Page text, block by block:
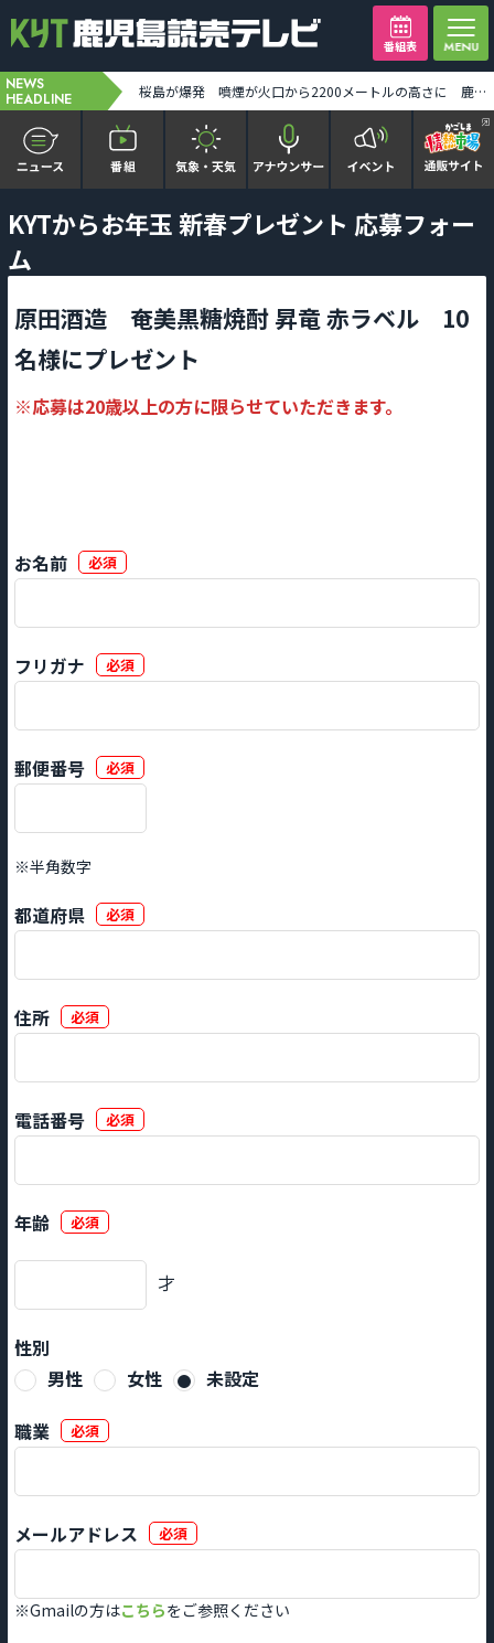
番組表
NEWS
HEADLINE JR指宿枕崎線 五位野-枕崎 運行見合わせ 雨の影響 [2026-08-09 12:35:00] 桜島が爆発 噴煙が火口から2200メートルの高さに 鹿児島市街地空は真っ暗に [2026-08-09 12:39:00]
かごピタ FAMILIAR
KYT news every かごしま
かごしまソロ活
KYTからお年玉 新春プレゼント 応募フォー
ム
原田酒造 奄美黒糖焼酎 昇竜 赤ラベル 10
名様にプレゼント
※応募は20歳以上の方に限らせていただきます。
お名前 必須
フリガナ 必須
郵便番号 必須
※半角数字
都道府県 必須
住所 必須
電話番号 必須
年齢 必須
才
性別
男性
女性
未設定
職業
必須
メールアドレス 必須
※Gmailの方はこちらをご参照ください